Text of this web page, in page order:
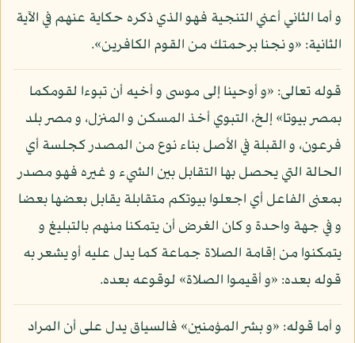
و أما الثاني أعني التنجية فهو الذي ذكره حكاية عنهم في الآية
الثانية: «و نجنا برحمتك من القوم الكافرين».
قوله تعالى: «و أوحينا إلى موسى و أخيه أن تبوءا لقومكما
بمصر بيوتا» إلخ، التبوي أخذ المسكن و المنزل، و مصر بلد
فرعون، و القبلة في الأصل بناء نوع من المصدر كجلسة أي
الحالة التي يحصل بها التقابل بين الشيء و غيره فهو مصدر
بمعنى الفاعل أي اجعلوا بيوتكم متقابلة يقابل بعضها بعضا
و في جهة واحدة و كان الغرض أن يتمكنا منهم بالتبليغ و
يتمكنوا من إقامة الصلاة جماعة كما يدل عليه أو يشعر به
قوله بعده: «و أقيموا الصلاة» لوقوعه بعده.
و أما قوله: «و بشر المؤمنين» فالسياق يدل على أن المراد